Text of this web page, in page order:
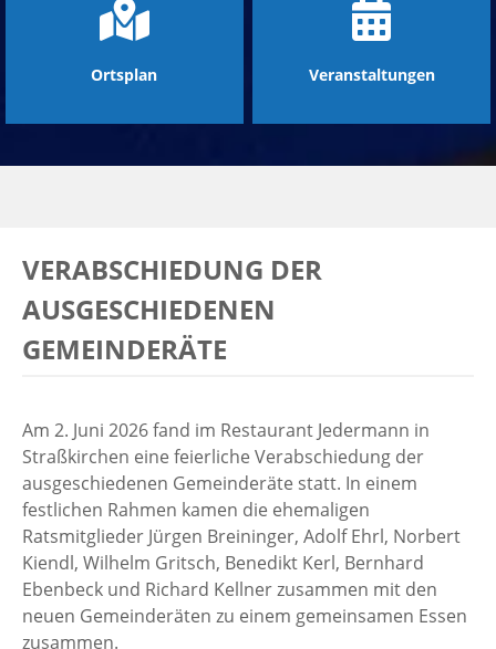
Ortsplan Veranstaltungen
VERABSCHIEDUNG DER
AUSGESCHIEDENEN
GEMEINDERÄTE
Am 2. Juni 2026 fand im Restaurant Jedermann in
Straßkirchen eine feierliche Verabschiedung der
ausgeschiedenen Gemeinderäte statt. In einem
festlichen Rahmen kamen die ehemaligen
Ratsmitglieder Jürgen Breininger, Adolf Ehrl, Norbert
Kiendl, Wilhelm Gritsch, Benedikt Kerl, Bernhard
Ebenbeck und Richard Kellner zusammen mit den
neuen Gemeinderäten zu einem gemeinsamen Essen
zusammen.